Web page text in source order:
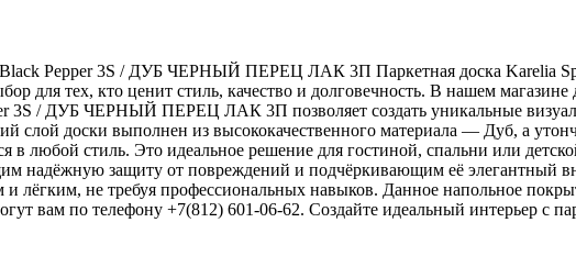
Black Pepper 3S / ДУБ ЧЕРНЫЙ ПЕРЕЦ ЛАК 3П Паркетная доска
для тех, кто ценит стиль, качество и долговечность. В нашем
3S / ДУБ ЧЕРНЫЙ ПЕРЕЦ ЛАК 3П позволяет создать уникальные
слой доски выполнен из высококачественного материала — Дуб, а
в любой стиль. Это идеальное решение для гостиной, спальни или
надёжную защиту от повреждений и подчёркивающим её элегантный
лёгким, не требуя профессиональных навыков. Данное напольное
вам по телефону +7(812) 601-06-62. Создайте идеальный интерьер с